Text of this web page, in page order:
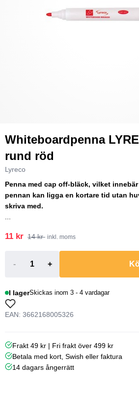
Whiteboardpenna
rund röd
Lyreco
Penna med cap off-bläck, vilket
pennan kan ligga en kortare tid utan
skriva med.
11 kr 14 kr inkl. moms
- +
I lagerSkickas inom 3 - 4 vardagar
EAN: 3662168005326
Frakt 49 kr | Fri frakt över 499 kr
Betala med kort, Swish eller faktura
14 dagars ångerrätt